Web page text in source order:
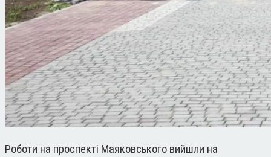
Роботи на проспекті Маяковського вийшли на